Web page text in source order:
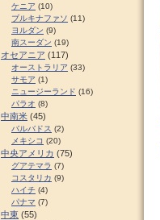
ケニア (10)
ブルキナファソ (11)
ヨルダン (9)
南スーダン (19)
オセアニア (117)
オーストラリア (33)
サモア (1)
ニュージーランド (16)
パラオ (8)
中南米 (45)
バルバドス (2)
メキシコ (20)
中央アメリカ (75)
グアテマラ (7)
コスタリカ (9)
ハイチ (4)
パナマ (7)
中東 (55)